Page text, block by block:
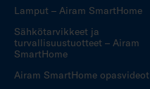
Lamput – Airam SmartHome
Sähkötarvikkeet ja
turvallisuustuotteet – Airam
SmartHome
Airam SmartHome opasvideot